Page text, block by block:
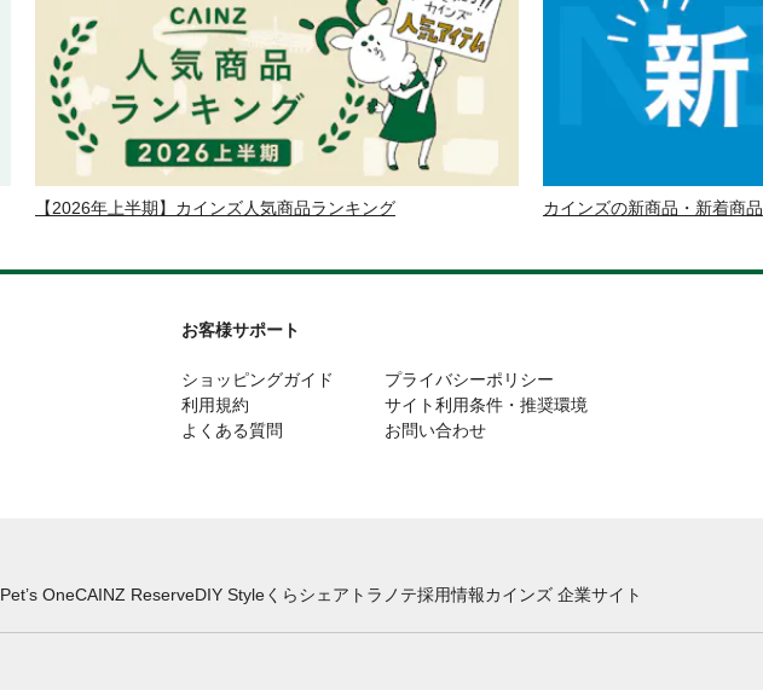
【2026年上半期】カインズ人気商品ランキング カインズの新商品・新着商品
お客様サポート
ショッピングガイド
利用規約
よくある質問
プライバシーポリシー
サイト利用条件・推奨環境
お問い合わせ
Pet’s OneCAINZ ReserveDIY Styleくらシェア トラノテ採用情報カインズ 企業サイト